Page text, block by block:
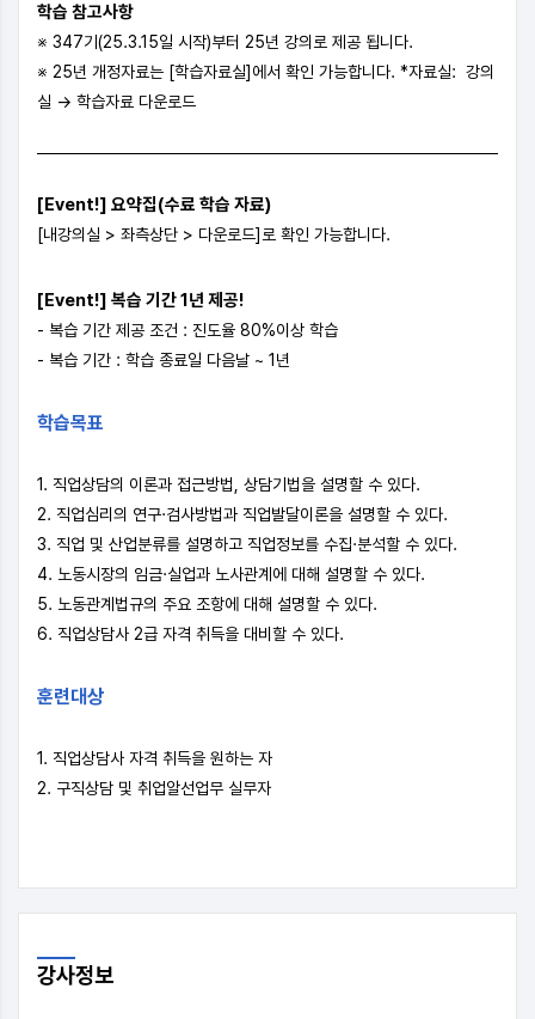
학습 참고사항
※ 347기(25.3.15일 시작)부터 25년 강의로 제공 됩니다.
※ 25년 개정자료는 [학습자료실]에서 확인 가능합니다. *자료실: 강의
실 → 학습자료 다운로드
[Event!] 요약집(수료 학습 자료)
[내강의실 > 좌측상단 > 다운로드]로 확인 가능합니다.
[Event!] 복습 기간 1년 제공!
- 복습 기간 제공 조건 : 진도율 80%이상 학습
- 복습 기간 : 학습 종료일 다음날 ~ 1년
학습목표
1. 직업상담의 이론과 접근방법, 상담기법을 설명할 수 있다.
2. 직업심리의 연구·검사방법과 직업발달이론을 설명할 수 있다.
3. 직업 및 산업분류를 설명하고 직업정보를 수집·분석할 수 있다.
4. 노동시장의 임금·실업과 노사관계에 대해 설명할 수 있다.
5. 노동관계법규의 주요 조항에 대해 설명할 수 있다.
6. 직업상담사 2급 자격 취득을 대비할 수 있다.
훈련대상
1. 직업상담사 자격 취득을 원하는 자
2. 구직상담 및 취업알선업무 실무자
강사정보